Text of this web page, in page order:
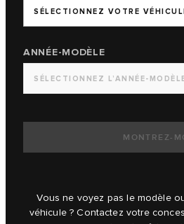
SÉLECTIONNEZ VOTRE
ANNÉE-MODÈLE
SÉLECTIONNEZ L’ANNÉE-
MONTREZ-
Vous ne voyez pas le modèle
véhicule ? Contactez votre